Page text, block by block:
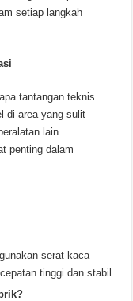
setiap langkah
tantangan teknis
di area yang sulit
lain.
penting dalam
serat kaca
tinggi dan stabil.